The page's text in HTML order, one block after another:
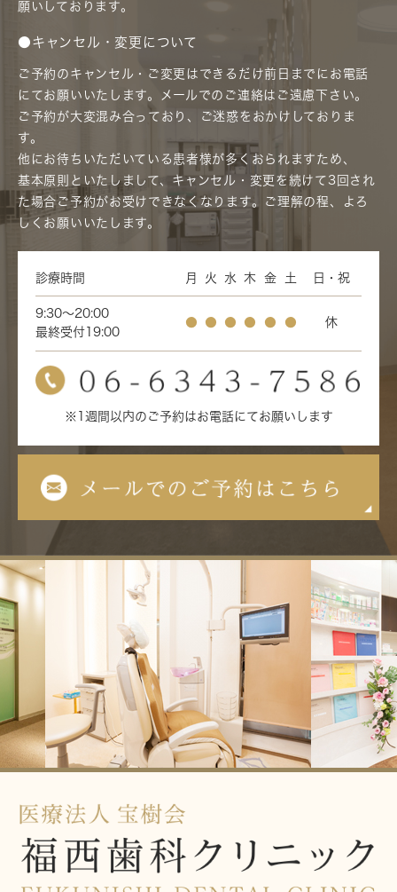
願いしております。
●キャンセル・変更について
ご予約のキャンセル・ご変更はできるだけ前日までにお電話
にてお願いいたします。メールでのご連絡はご遠慮下さい。
ご予約が大変混み合っており、ご迷惑をおかけしておりま
す。
他にお待ちいただいている患者様が多くおられますため、
基本原則といたしまして、キャンセル・変更を続けて3回され
た場合ご予約がお受けできなくなります。ご理解の程、よろ
しくお願いいたします。
診療時間 月 火 水 木 金 土 日・祝
9:30～20:00
最終受付19:00
● ● ● ● ● ● 休
※1週間以内のご予約はお電話にてお願いします